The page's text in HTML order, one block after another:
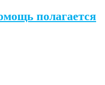
полагается